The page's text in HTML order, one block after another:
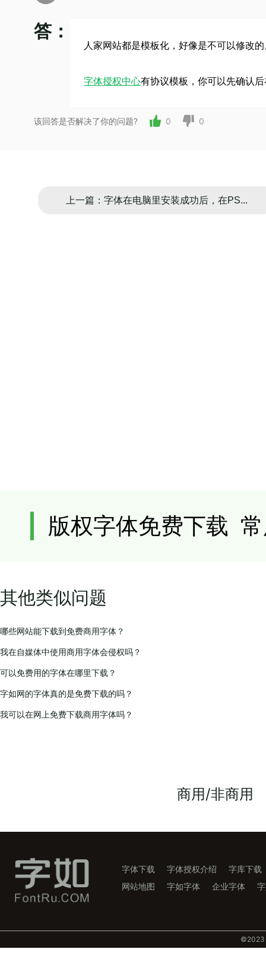
答：
人家网站都是模板化，好像是不可以修改
字体授权中心有协议模板，你可以先确认
该回答是否解决了你的问题? 0 0
上一篇：字体在电脑里安装成功后，在PS...
其他类似问题
哪些网站能下载到免费商用字体？
我在自媒体中使用商用字体会侵权吗？
可以免费用的字体在哪里下载？
字如网的字体真的是免费下载的吗？
我可以在网上免费下载商用字体吗？
商用/非商用
字体下载 字体授权介绍
字库下载
网站地图
字如字体 企业字体
©️2023